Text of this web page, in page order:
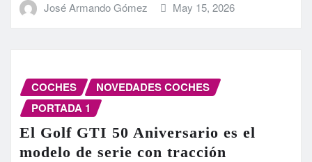
José Armando Gómez May 15, 2026
COCHES
NOVEDADES COCHES
PORTADA 1
El Golf GTI 50 Aniversario es el
modelo de serie con tracción